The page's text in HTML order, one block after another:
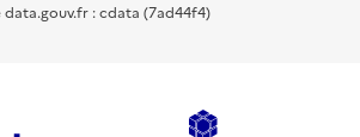
: cdata (7ad44f4)